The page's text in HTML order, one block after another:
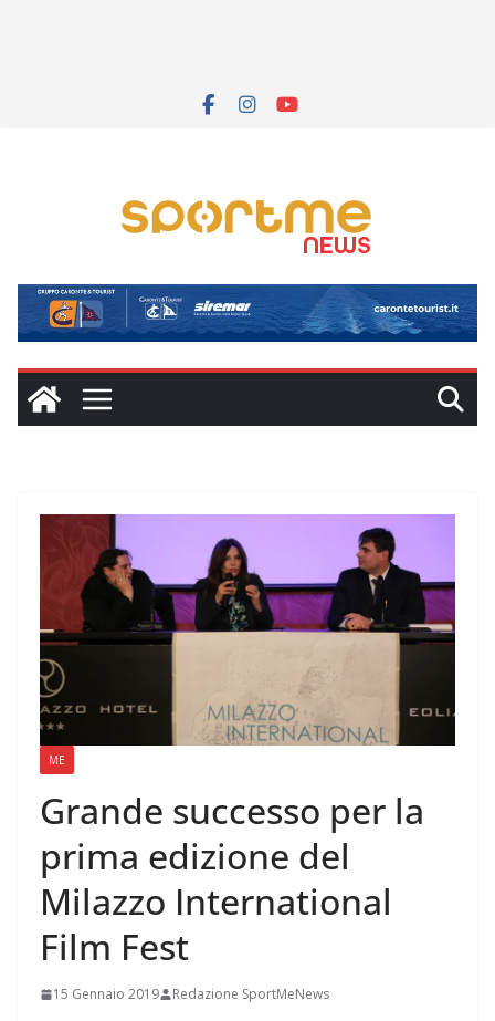
ME
Grande successo per la
prima edizione del
Milazzo International
Film Fest
15 Gennaio 2019 Redazione SportMeNews